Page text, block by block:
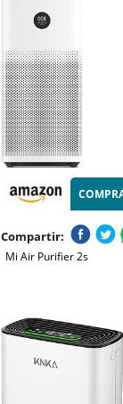
Compartir:
Mi Air Purifier 2s